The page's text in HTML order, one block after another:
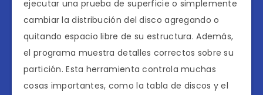
ejecutar una prueba de superficie o simplemente
cambiar la distribución del disco agregando o
quitando espacio libre de su estructura. Además,
el programa muestra detalles correctos sobre su
partición. Esta herramienta controla muchas
cosas importantes, como la tabla de discos y el